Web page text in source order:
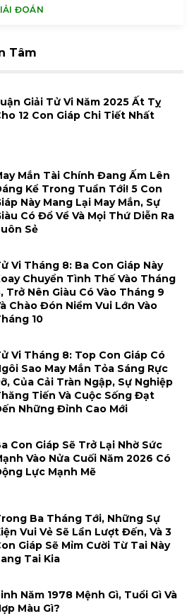
ĐOÁN
Tâm
Giải Tử Vi Năm 2025 Ất Tỵ
12 Con Giáp Chi Tiết Nhất
Mắn Tài Chính Đang Ấm Lên
Kể Trong Tuần Tới! 5 Con
Này Mang Lại May Mắn, Sự
Có Đổ Về Và Mọi Thứ Diễn Ra
Sẻ
Vi Tháng 8: Ba Con Giáp Này
Chuyển Tình Thế Vào Tháng
Trở Nên Giàu Có Vào Tháng 9
Chào Đón Niềm Vui Lớn Vào
10
Vi Tháng 8: Top Con Giáp Có
Sao May Mắn Tỏa Sáng Rực
Của Cải Tràn Ngập, Sự Nghiệp
Tiến Và Cuộc Sống Đạt
Những Đỉnh Cao Mới
Con Giáp Sẽ Trở Lại Nhờ Sức
Vào Nửa Cuối Năm 2026 Có
Lực Mạnh Mẽ
Ba Tháng Tới, Những Sự
Vui Vẻ Sẽ Lần Lượt Đến, Và 3
Giáp Sẽ Mỉm Cười Từ Tai Này
Tai Kia
Năm 1978 Mệnh Gì, Tuổi Gì Và
Màu Gì?